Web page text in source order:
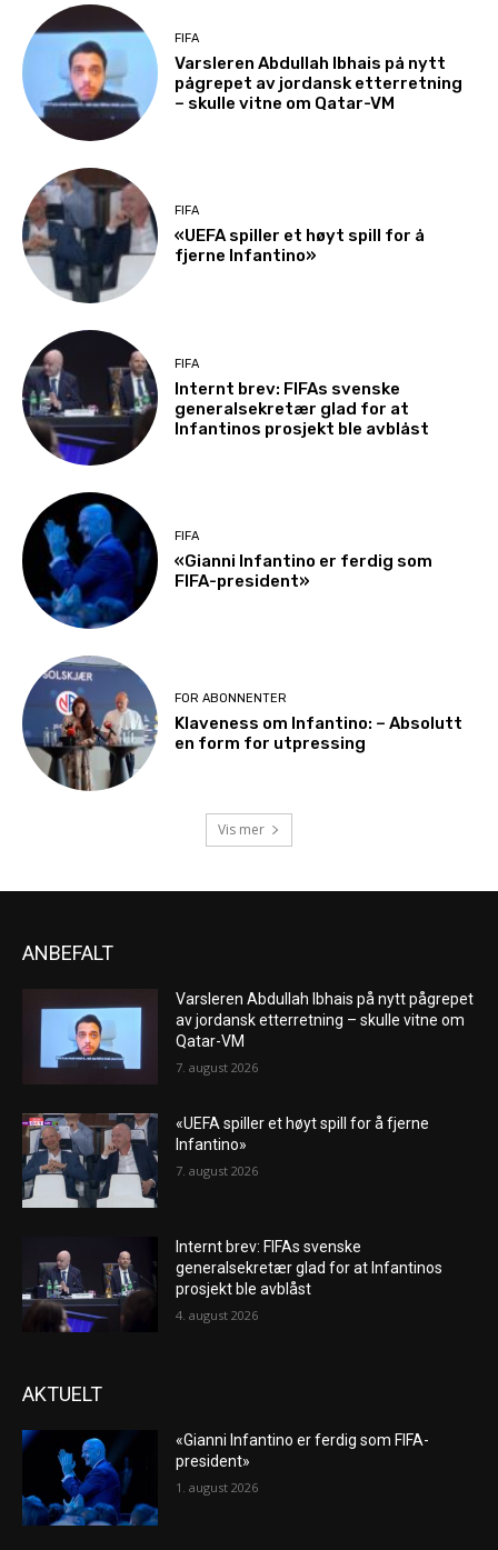
FIFA
Varsleren Abdullah Ibhais på nytt
pågrepet av jordansk etterretning
– skulle vitne om Qatar-VM
FIFA
«UEFA spiller et høyt spill for å
fjerne Infantino»
FIFA
Internt brev: FIFAs svenske
generalsekretær glad for at
Infantinos prosjekt ble avblåst
FIFA
«Gianni Infantino er ferdig som
FIFA-president»
FOR ABONNENTER
Klaveness om Infantino: – Absolutt
en form for utpressing
Vis mer
ANBEFALT
Varsleren Abdullah Ibhais på nytt pågrepet
av jordansk etterretning – skulle vitne om
Qatar-VM
7. august 2026
«UEFA spiller et høyt spill for å fjerne
Infantino»
7. august 2026
Internt brev: FIFAs svenske
generalsekretær glad for at Infantinos
prosjekt ble avblåst
4. august 2026
AKTUELT
«Gianni Infantino er ferdig som FIFA-
president»
1. august 2026